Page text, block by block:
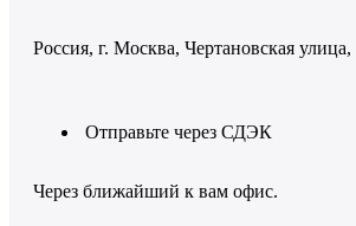
Россия, г. Москва, Чертановская улица,
Отправьте через СДЭК
Через ближайший к вам офис.